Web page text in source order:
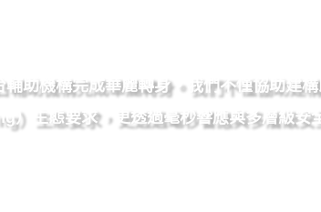
助機構完成華麗轉身。我們不僅協助建
）生態要求，更透過毫秒響應與多層級安